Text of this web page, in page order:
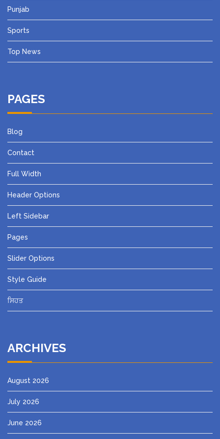
Punjab
Sports
Top News
PAGES
Blog
Contact
Full Width
Header Options
Left Sidebar
Pages
Slider Options
Style Guide
ਸਿਹਤ
ARCHIVES
August 2026
July 2026
June 2026